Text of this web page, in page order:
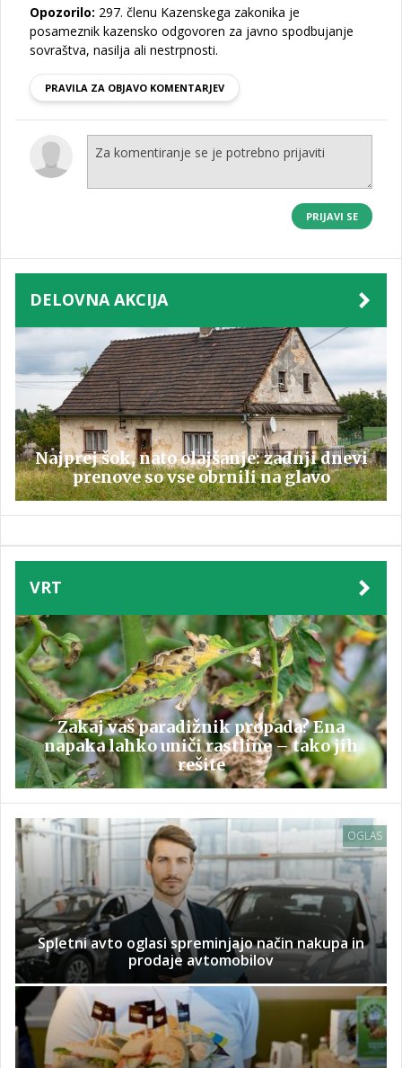
Opozorilo: 297. členu Kazenskega zakonika je
posameznik kazensko odgovoren za javno spodbujanje
sovraštva, nasilja ali nestrpnosti.
PRAVILA ZA OBJAVO KOMENTARJEV
PRIJAVI SE
DELOVNA AKCIJA
Najprej šok, nato olajšanje: zadnji dnevi
prenove so vse obrnili na glavo
VRT
Zakaj vaš paradižnik propada? Ena
napaka lahko uniči rastline – tako jih
rešite
OGLAS
Spletni avto oglasi spreminjajo način nakupa in
prodaje avtomobilov